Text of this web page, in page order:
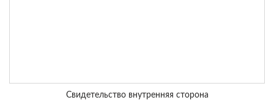
Свидетельство внутренняя сторона